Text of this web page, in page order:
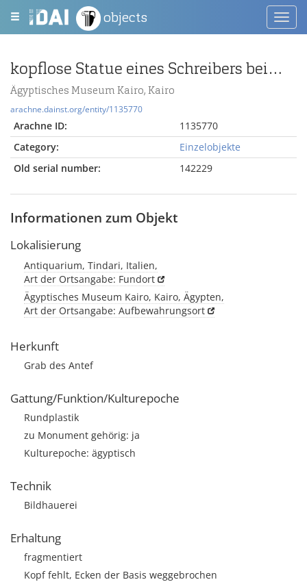
objects
kopflose Statue eines Schreibers beim Opfer
Ägyptisches Museum Kairo, Kairo
arachne.dainst.org/entity/1135770
Arachne ID:
1135770
Category:
Einzelobjekte
Old serial number:
142229
Informationen zum Objekt
Lokalisierung
Antiquarium, Tindari, Italien,
Art der Ortsangabe: Fundort
Ägyptisches Museum Kairo, Kairo, Ägypten,
Art der Ortsangabe: Aufbewahrungsort
Herkunft
Grab des Antef
Gattung/Funktion/Kulturepoche
Rundplastik
zu Monument gehörig: ja
Kulturepoche: ägyptisch
Technik
Bildhauerei
Erhaltung
fragmentiert
Kopf fehlt, Ecken der Basis weggebrochen